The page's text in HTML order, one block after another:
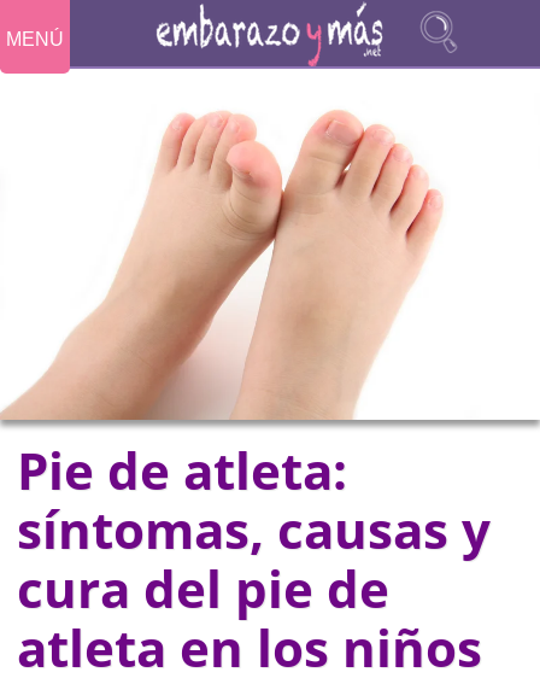
MENÚ
Pie de atleta:
síntomas, causas y
cura del pie de
atleta en los niños